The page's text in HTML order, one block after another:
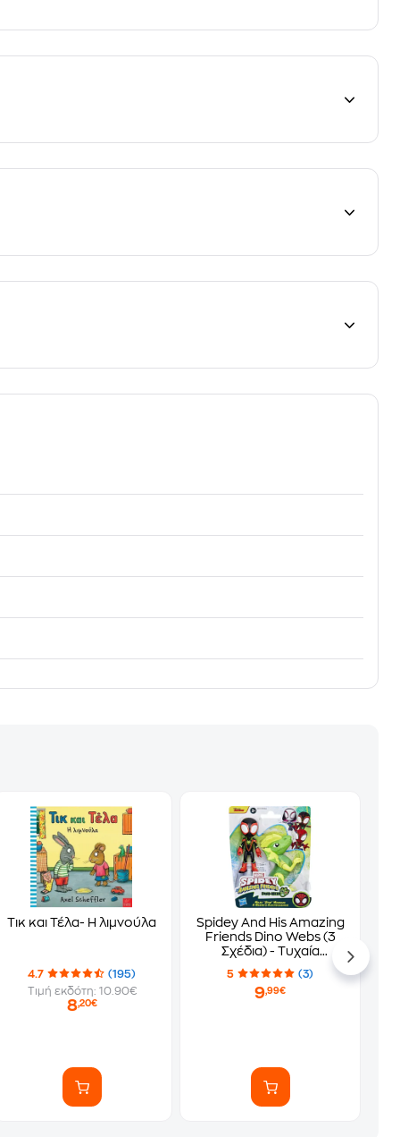
Τικ και Τέλα- Η λιμνούλα
4.7
(195)
Τιμή εκδότη: 10.90€
8,20€
Spidey And His Amazing
Friends Dino Webs (3
Σχέδια) - Τυχαία
Επιλογή Σχεςδίου
5 (3)
9,99€